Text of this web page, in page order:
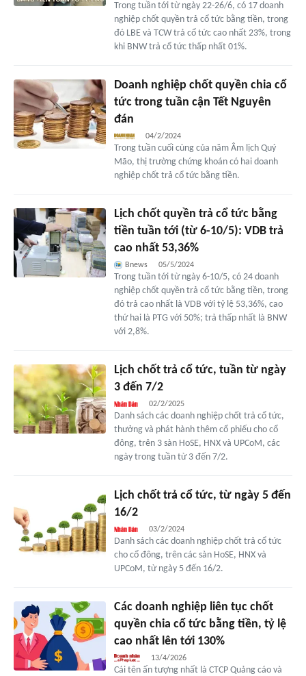
Trong tuần tới từ ngày 22-26/6, có 17 doanh
nghiệp chốt quyền trả cổ tức bằng tiền, trong
đó LBE và TCW trả cổ tức cao nhất 23%, trong
khi BNW trả cổ tức thấp nhất 01%.
Doanh nghiệp chốt quyền chia cổ
tức trong tuần cận Tết Nguyên
đán
04/2/2024
Trong tuần cuối cùng của năm Âm lịch Quý
Mão, thị trường chứng khoán có hai doanh
nghiệp chốt trả cổ tức bằng tiền.
Lịch chốt quyền trả cổ tức bằng
tiền tuần tới (từ 6-10/5): VDB trả
cao nhất 53,36%
Bnews 05/5/2024
Trong tuần tới từ ngày 6-10/5, có 24 doanh
nghiệp chốt quyền trả cổ tức bằng tiền, trong
đó trả cao nhất là VDB với tỷ lệ 53,36%, cao
thứ hai là PTG với 50%; trả thấp nhất là BNW
với 2,8%.
Lịch chốt trả cổ tức, tuần từ ngày
3 đến 7/2
02/2/2025
Danh sách các doanh nghiệp chốt trả cổ tức,
thưởng và phát hành thêm cổ phiếu cho cổ
đông, trên 3 sàn HoSE, HNX và UPCoM, các
ngày trong tuần từ 3 đến 7/2.
Lịch chốt trả cổ tức, từ ngày 5 đến
16/2
03/2/2024
Danh sách các doanh nghiệp chốt trả cổ tức
cho cổ đông, trên các sàn HoSE, HNX và
UPCoM, từ ngày 5 đến 16/2.
Các doanh nghiệp liên tục chốt
quyền chia cổ tức bằng tiền, tỷ lệ
cao nhất lên tới 130%
13/4/2026
Cái tên ấn tượng nhất là CTCP Quảng cáo và